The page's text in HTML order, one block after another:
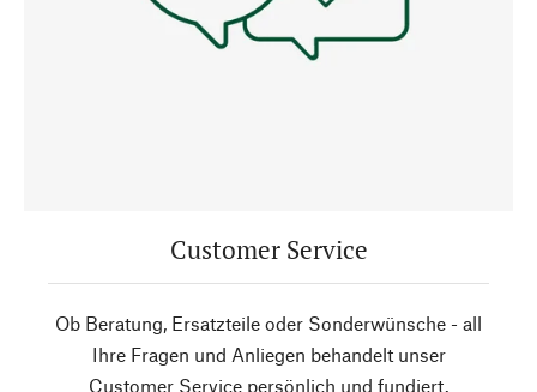
Customer Service
Ob Beratung, Ersatzteile oder Sonderwünsche - all
Ihre Fragen und Anliegen behandelt unser
Customer Service persönlich und fundiert.